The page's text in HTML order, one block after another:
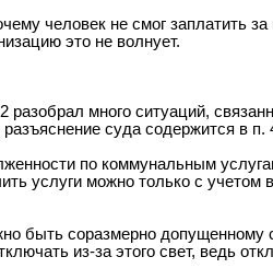
человек не смог заплатить
это не волнует.
много ситуаций,
суда содержится в п.
по коммунальным
услуги можно только с
быть соразмерно
из-за этого свет, ведь